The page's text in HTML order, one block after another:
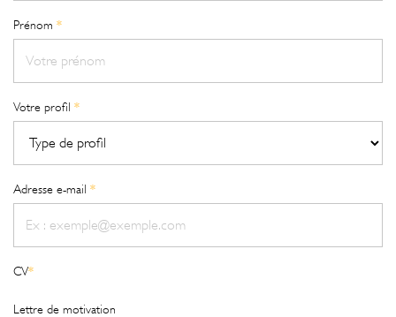
Prénom *
Votre profil *
Adresse e-mail *
CV*
Lettre de motivation